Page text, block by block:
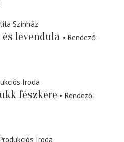
Színház
és levendula
Rendező
Iroda
fészkére
Rendező
Iroda